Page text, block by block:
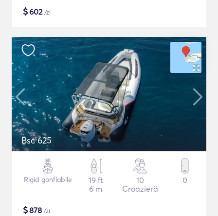
$602/zi
Bsc 625
Rigid gonflabile
19 ft
6 m
10
Croazieră
0
$878 /zi